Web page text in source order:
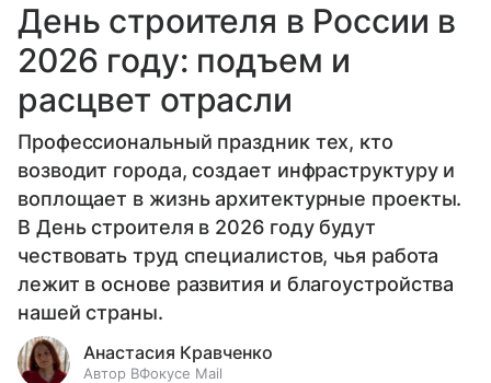
День строителя в России в
2026 году: подъем и
расцвет отрасли
Профессиональный праздник тех, кто
возводит города, создает инфраструктуру и
воплощает в жизнь архитектурные проекты.
В День строителя в 2026 году будут
чествовать труд специалистов, чья работа
лежит в основе развития и благоустройства
нашей страны.
Анастасия Кравченко
Автор ВФокусе Mail